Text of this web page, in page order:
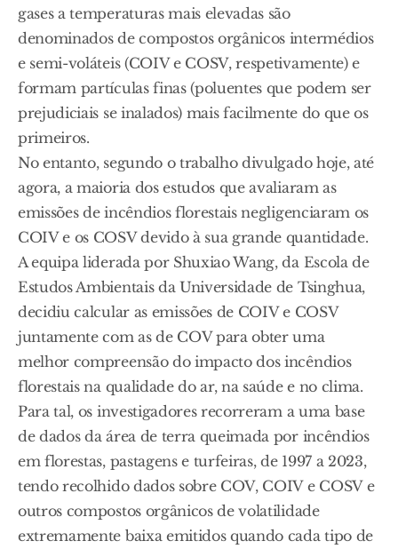
gases a temperaturas mais elevadas são
denominados de compostos orgânicos intermédios
e semi-voláteis (COIV e COSV, respetivamente) e
formam partículas finas (poluentes que podem ser
prejudiciais se inalados) mais facilmente do que os
primeiros.
No entanto, segundo o trabalho divulgado hoje, até
agora, a maioria dos estudos que avaliaram as
emissões de incêndios florestais negligenciaram os
COIV e os COSV devido à sua grande quantidade.
A equipa liderada por Shuxiao Wang, da Escola de
Estudos Ambientais da Universidade de Tsinghua,
decidiu calcular as emissões de COIV e COSV
juntamente com as de COV para obter uma
melhor compreensão do impacto dos incêndios
florestais na qualidade do ar, na saúde e no clima.
Para tal, os investigadores recorreram a uma base
de dados da área de terra queimada por incêndios
em florestas, pastagens e turfeiras, de 1997 a 2023,
tendo recolhido dados sobre COV, COIV e COSV e
outros compostos orgânicos de volatilidade
extremamente baixa emitidos quando cada tipo de